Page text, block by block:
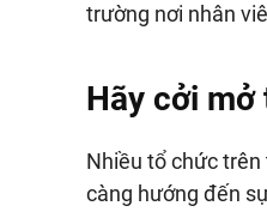
trường nơi nhân
Hãy cởi mở
Nhiều tổ chức
càng hướng đến